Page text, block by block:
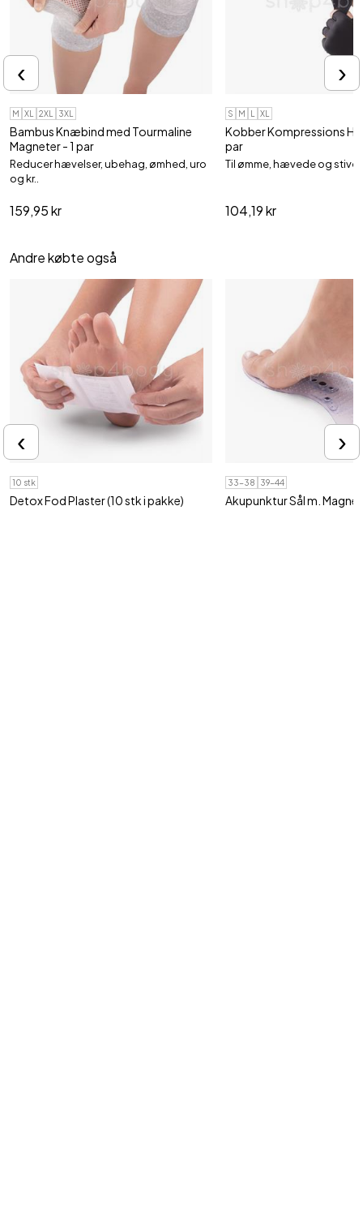
M XL 2XL 3XL
Bambus Knæbind med Tourmaline
Magneter - 1 par
Reducer hævelser, ubehag, ømhed, uro
og kr..
159,95 kr
S M L XL
Kobber Kompressions
par
Til ømme, hævede og stive
104,19 kr
‹ ›
Andre købte også
10 stk
Detox Fod Plaster (10 stk i pakke)
33-38 39-44
Akupunktur Sål m.
‹ ›